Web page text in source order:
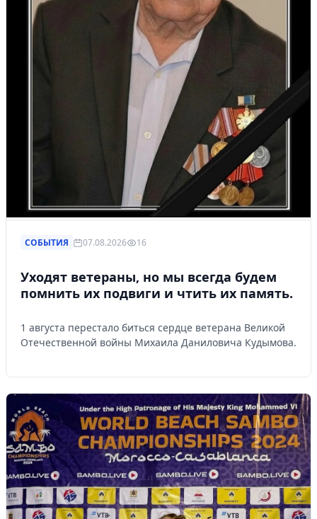
СОБЫТИЯ 07.08.2026 16
Уходят ветераны, но мы всегда будем
помнить их подвиги и чтить их память.
1 августа перестало биться сердце ветерана Великой
Отечественной войны Михаила Даниловича Кудымова.